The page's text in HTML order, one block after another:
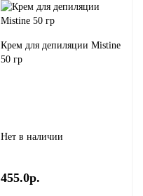
Крем для депиляции Mistine
50 гр
Нет в наличии
455.0р.